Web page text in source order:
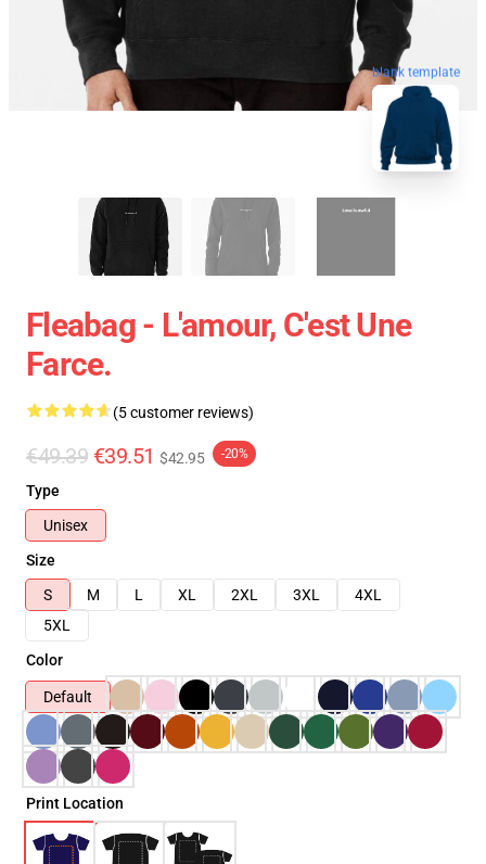
blank template
Fleabag - L'amour, C'est Une
Farce.
(5 customer reviews)
€49.39 €39.51 $42.95 -20%
Type
Unisex
Size
S
M L XL 2XL 3XL
4XL
5XL
Color
Default
Print Location